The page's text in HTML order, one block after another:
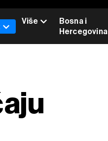
Bosna i
Hercegovina
Više